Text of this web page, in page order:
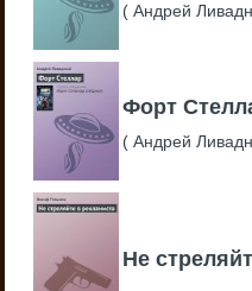
(Андрей
Форт
(Андрей
Не